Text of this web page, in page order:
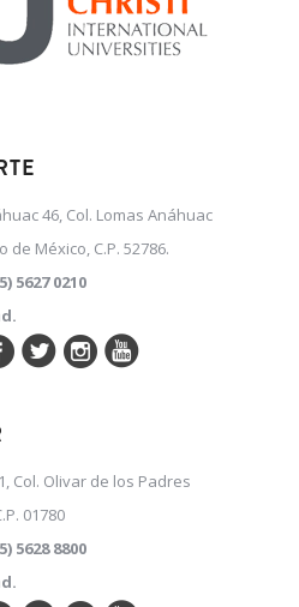
46, Col. Lomas Anáhuac
de México, C.P. 52786.
5627 0210
Col. Olivar de los Padres
01780
5628 8800